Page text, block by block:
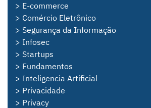
> E-commerce
> Comércio Eletrônico
> Segurança da Informação
> Infosec
> Startups
> Fundamentos
> Inteligencia Artificial
> Privacidade
> Privacy